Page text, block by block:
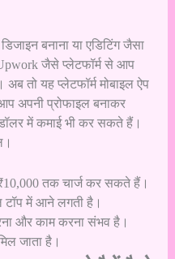
बनाना या एडिटिंग जैसा
जैसे प्लेटफॉर्म से आप
तो यह प्लेटफॉर्म मोबाइल ऐप
अपनी प्रोफाइल बनाकर
में कमाई भी कर सकते हैं।
तक चार्ज कर सकते हैं।
टॉप में आने लगती है।
और काम करना संभव है।
जाता है।